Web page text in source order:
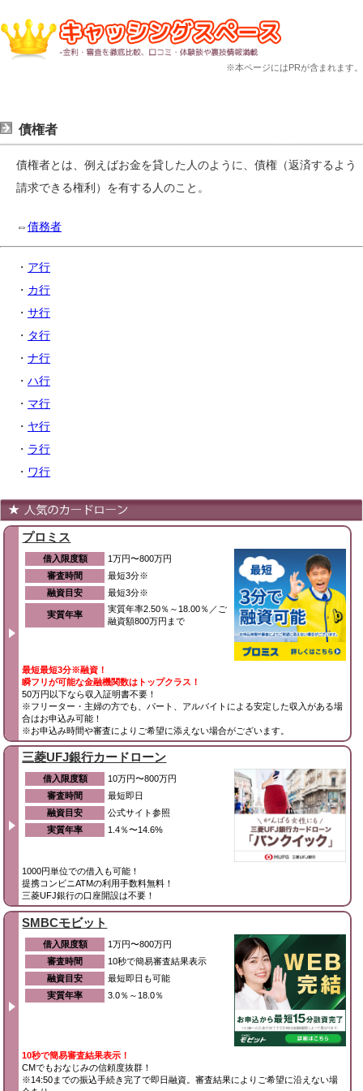
※本ページにはPRが含まれます。
債権者
債権者とは、例えばお金を貸した人のように、債権（返済するよう
請求できる権利）を有する人のこと。
⇔債務者
・ ア行
・ カ行
・ サ行
・ タ行
・ ナ行
・ ハ行
・ マ行
・ ヤ行
・ ラ行
・ ワ行
プロミス
借入限度額
1万円〜800万円
審査時間
最短3分※
融資目安
最短3分※
実質年率
実質年率2.50％～18.00％／ご
融資額800万円まで
最短最短3分※融資！
瞬フリが可能な金融機関数はトップクラス！
50万円以下なら収入証明書不要！
※フリーター・主婦の方でも、パート、アルバイトによる安定した収入がある場
合はお申込み可能！
※お申込み時間や審査によりご希望に添えない場合がございます。
三菱UFJ銀行カードローン
借入限度額
10万円〜800万円
審査時間
最短即日
融資目安
公式サイト参照
実質年率
1.4％〜14.6%
1000円単位での借入も可能！
提携コンビニATMの利用手数料無料！
三菱UFJ銀行の口座開設は不要！
SMBCモビット
借入限度額
1万円〜800万円
審査時間
10秒で簡易審査結果表示
融資目安
最短即日も可能
実質年率
3.0％～18.0％
10秒で簡易審査結果表示！
CMでもおなじみの信頼度抜群！
※14:50までの振込手続き完了で即日融資。審査結果によりご希望に沿えない場